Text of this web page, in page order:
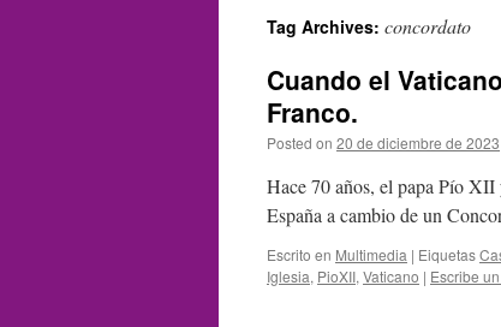
content
Tag Archives: concordato
Cuando el
Franco.
Posted on 20 de diciembre de 2023
Hace 70 años, el papa Pío XII
España a cambio de un
Escrito en Multimedia | Eiquetas
Iglesia, PioXII, Vaticano | Escribe